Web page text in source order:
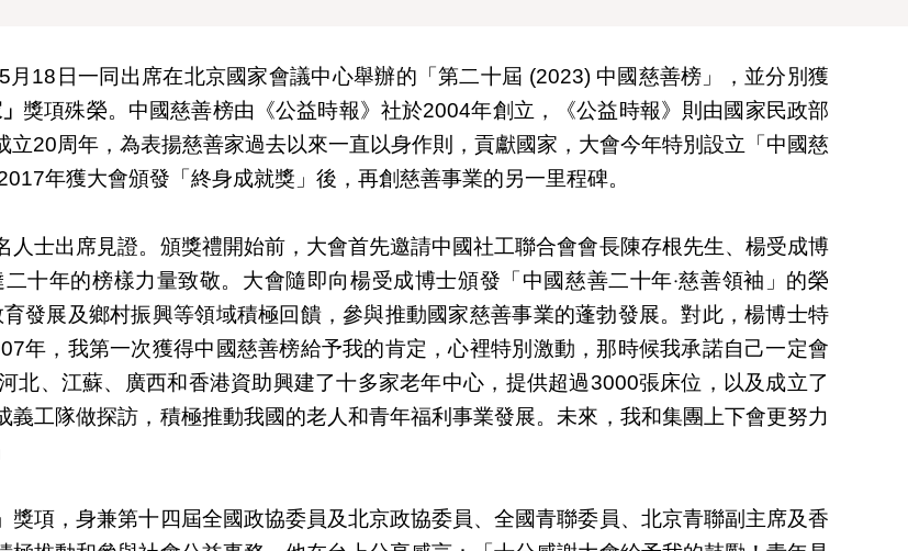
18日一同出席在北京國家會議中心舉辦的「第二十屆 (2023) 中國慈善榜」，並分別獲
獎項殊榮。中國慈善榜由《公益時報》社於2004年創立，《公益時報》則由國家民政部
20周年，為表揚慈善家過去以來一直以身作則，貢獻國家，大會今年特別設立「中國慈
年獲大會頒發「終身成就獎」後，再創慈善事業的另一里程碑。
士出席見證。頒獎禮開始前，大會首先邀請中國社工聯合會會長陳存根先生、楊受成博
十年的榜樣力量致敬。大會隨即向楊受成博士頒發「中國慈善二十年‧慈善領袖」的榮
發展及鄉村振興等領域積極回饋，參與推動國家慈善事業的蓬勃發展。對此，楊博士特
年，我第一次獲得中國慈善榜給予我的肯定，心裡特別激動，那時候我承諾自己一定會
北、江蘇、廣西和香港資助興建了十多家老年中心，提供超過3000張床位，以及成立了
工隊做探訪，積極推動我國的老人和青年福利事業發展。未來，我和集團上下會更努力
項，身兼第十四屆全國政協委員及北京政協委員、全國青聯委員、北京青聯副主席及香